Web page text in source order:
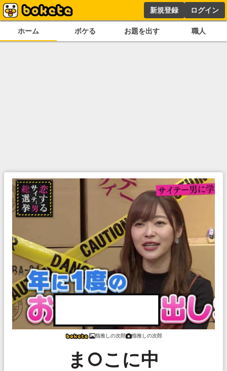
新規登録 ログイン
ホーム ボケる お題を出す 職人
指推しの次郎 指推しの次郎
ま○こに中